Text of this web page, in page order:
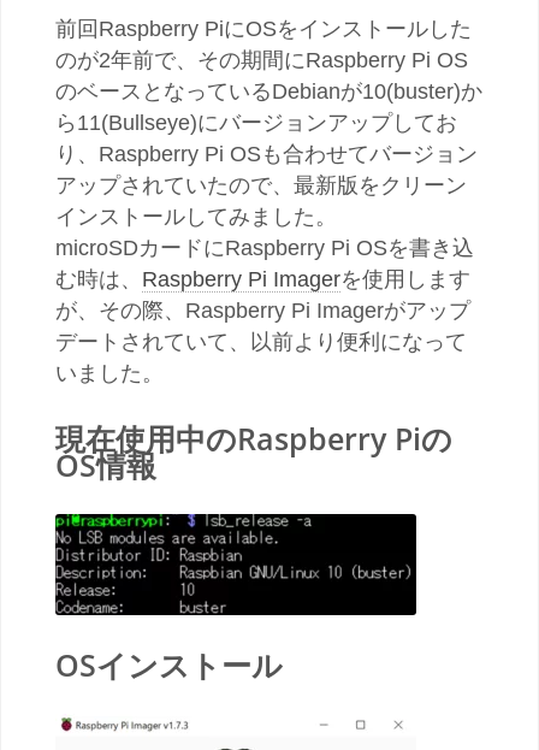
前回Raspberry PiにOSをインストールした
のが2年前で、その期間にRaspberry Pi OS
のベースとなっているDebianが10(buster)か
ら11(Bullseye)にバージョンアップしてお
り、Raspberry Pi OSも合わせてバージョン
アップされていたので、最新版をクリーン
インストールしてみました。
microSDカードにRaspberry Pi OSを書き込
む時は、 Raspberry Pi Imagerを使用します
が、その際、Raspberry Pi Imagerがアップ
デートされていて、以前より便利になって
いました。
現在使用中のRaspberry Piの
OS情報
OSインストール